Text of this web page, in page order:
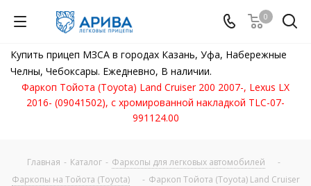
0
Купить прицеп МЗСА в городах Казань, Уфа, Набережные
Челны, Чебоксары. Ежедневно, В наличии.
Фаркоп Тойота (Toyota) Land Cruiser 200 2007-, Lexus LX
2016- (09041502), с хромированной накладкой TLC-07-
991124.00
Главная - Каталог - Фаркопы для легковых автомобилей
-
Фаркопы на Тойота (Toyota)
- Фаркоп Тойота (Toyota) Land Cruiser